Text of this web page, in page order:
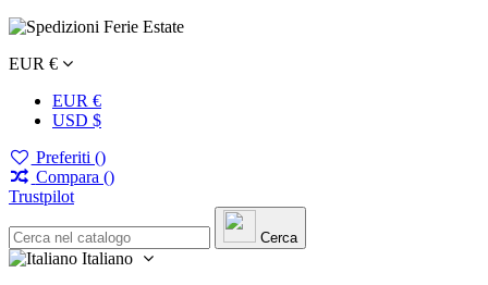
EUR €
EUR €
USD $
Preferiti ()
Compara ()
Trustpilot
Cerca
Italiano